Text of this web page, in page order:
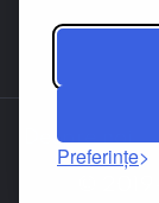
Preferințe
Despre noi